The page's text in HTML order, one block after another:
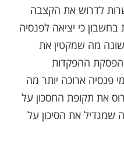
לדרוש את הקצבה
ולקחת בחשבון כי יציאה לפנסיה
מה שמקטין את
מ-2 סיבות: הפסקת ההפקדות
פנסיה ארוכה יותר מה
את תקופת החסכון על
שמגדיל את הסיכון על